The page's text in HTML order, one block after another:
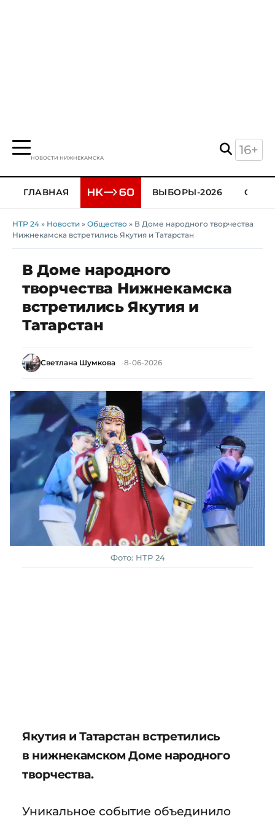
НОВОСТИ НИЖНЕКАМСКА
16+
ГЛАВНАЯ ВЫБОРЫ-2026
НТР 24 » Новости » Общество » В Доме народного творчества
Нижнекамска встретились Якутия и Татарстан
В Доме народного
творчества Нижнекамска
встретились Якутия и
Татарстан
Светлана Шумкова 8-06-2026
Фото: НТР 24
Якутия и Татарстан встретились
в нижнекамском Доме народного
творчества.
Уникальное событие объединило